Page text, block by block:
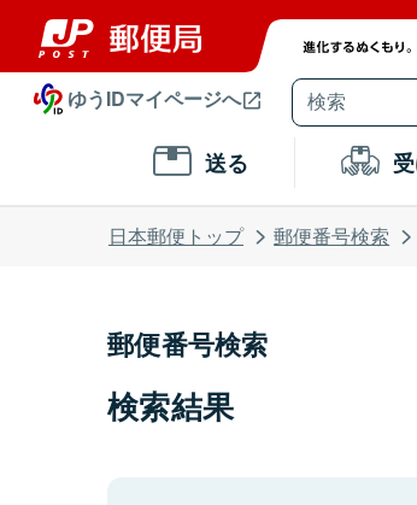
ゆうIDマイページへ
送る
日本郵便トップ 郵便番号検索
郵便番号検索
検索結果